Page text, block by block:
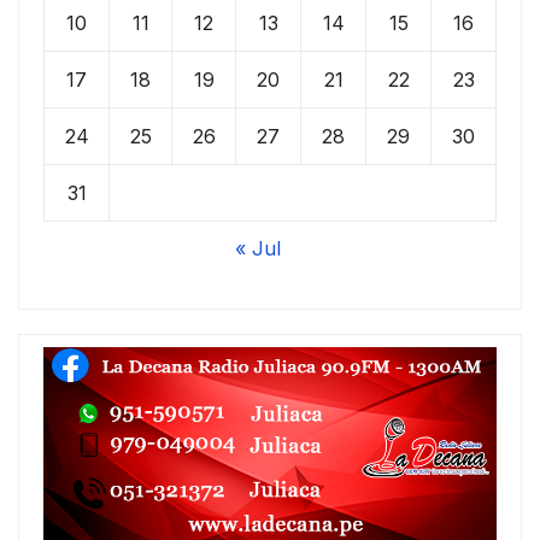
10 11 12 13 14 15 16
17 18 19 20 21 22 23
24 25 26 27 28 29 30
31
« Jul